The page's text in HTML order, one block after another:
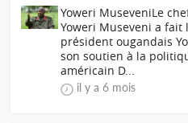
Yoweri MuseveniLe
Yoweri Museveni a fait
président ougandais
son soutien à la
américain D...
il y a 6 mois